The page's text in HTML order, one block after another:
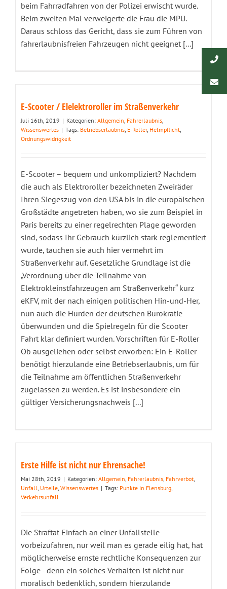
beim Fahrradfahren von der Polizei erwischt wurde.
Beim zweiten Mal verweigerte die Frau die MPU.
Daraus schloss das Gericht, dass sie zum Führen von
fahrerlaubnisfreien Fahrzeugen nicht geeignet [...]
E-Scooter / Elelektroroller im Straßenverkehr
Juli 16th, 2019 | Kategorien: Allgemein, Fahrerlaubnis,
Wissenswertes | Tags: Betriebserlaubnis, E-Roller, Helmpflicht,
Ordnungswidrigkeit
E-Scooter – bequem und unkompliziert? Nachdem
die auch als Elektroroller bezeichneten Zweiräder
Ihren Siegeszug von den USA bis in die europäischen
Großstädte angetreten haben, wo sie zum Beispiel in
Paris bereits zu einer regelrechten Plage geworden
sind, sodass Ihr Gebrauch kürzlich stark reglementiert
wurde, tauchen sie auch hier vermehrt im
Straßenverkehr auf. Gesetzliche Grundlage ist die
„Verordnung über die Teilnahme von
Elektrokleinstfahrzeugen am Straßenverkehr“ kurz
eKFV, mit der nach einigen politischen Hin-und-Her,
nun auch die Hürden der deutschen Bürokratie
überwunden und die Spielregeln für die Scooter
Fahrt klar definiert wurden. Vorschriften für E-Roller
Ob ausgeliehen oder selbst erworben: Ein E-Roller
benötigt hierzulande eine Betriebserlaubnis, um für
die Teilnahme am öffentlichen Straßenverkehr
zugelassen zu werden. Es ist insbesondere ein
gültiger Versicherungsnachweis [...]
Erste Hilfe ist nicht nur Ehrensache!
Mai 28th, 2019 | Kategorien: Allgemein, Fahrerlaubnis, Fahrverbot,
Unfall, Urteile, Wissenswertes | Tags: Punkte in Flensburg,
Verkehrsunfall
Die Straftat Einfach an einer Unfallstelle
vorbeizufahren, nur weil man es gerade eilig hat, hat
möglicherweise ernste rechtliche Konsequenzen zur
Folge - denn ein solches Verhalten ist nicht nur
moralisch bedenklich, sondern hierzulande